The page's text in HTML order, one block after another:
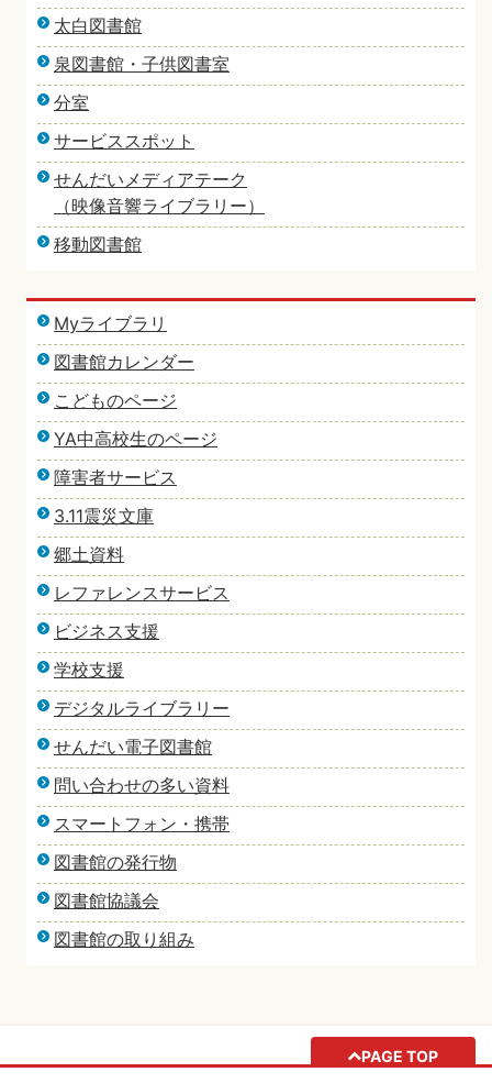
太白図書館
泉図書館・子供図書室
分室
サービススポット
せんだいメディアテーク
（映像音響ライブラリー）
移動図書館
Myライブラリ
図書館カレンダー
こどものページ
YA中高校生のページ
障害者サービス
3.11震災文庫
郷土資料
レファレンスサービス
ビジネス支援
学校支援
デジタルライブラリー
せんだい電子図書館
問い合わせの多い資料
スマートフォン・携帯
図書館の発行物
図書館協議会
図書館の取り組み
PAGE TOP